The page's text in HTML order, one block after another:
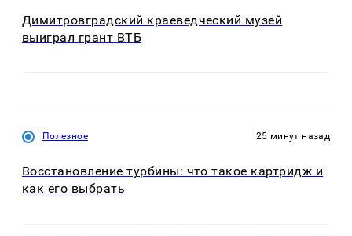
Димитровградский краеведческий музей
выиграл грант ВТБ
Полезное 25 минут назад
Восстановление турбины: что такое картридж и
как его выбрать